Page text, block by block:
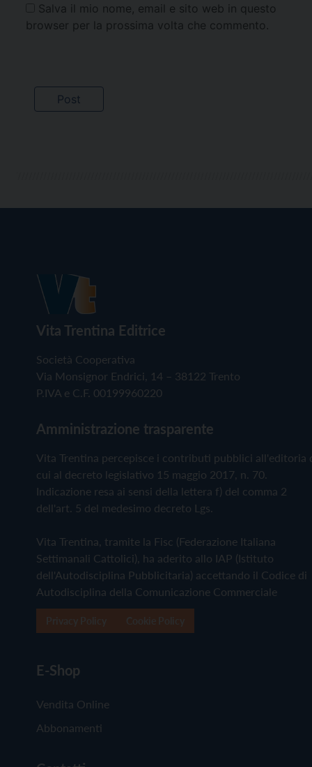
Salva il mio nome, email e sito web in questo
browser per la prossima volta che commento.
Vita Trentina Editrice
Società Cooperativa
Via Monsignor Endrici, 14 – 38122 Trento
P.IVA e C.F. 00199960220
Amministrazione trasparente
Vita Trentina percepisce i contributi pubblici all'editoria
cui al decreto legislativo 15 maggio 2017, n. 70.
Indicazione resa ai sensi della lettera f) del comma 2
dell'art. 5 del medesimo decreto Lgs.
Vita Trentina, tramite la Fisc (Federazione Italiana
Settimanali Cattolici), ha aderito allo IAP (Istituto
dell'Autodisciplina Pubblicitaria) accettando il Codice di
Autodisciplina della Comunicazione Commerciale
E-Shop
Vendita Online
Abbonamenti